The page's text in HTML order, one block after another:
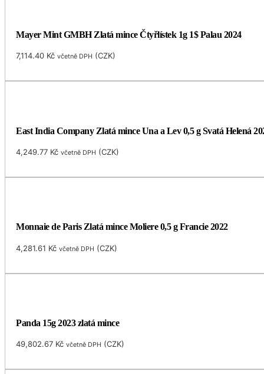
Mayer Mint GMBH Zlatá mince Čtyřlístek 1g 1$ Palau 2024
7,114.40 Kč včetně DPH (CZK)
East India Company Zlatá mince Una a Lev 0,5 g Svatá Helená
4,249.77 Kč včetně DPH (CZK)
Monnaie de Paris Zlatá mince Moliere 0,5 g Francie 2022
4,281.61 Kč včetně DPH (CZK)
Panda 15g 2023 zlatá mince
49,802.67 Kč včetně DPH (CZK)